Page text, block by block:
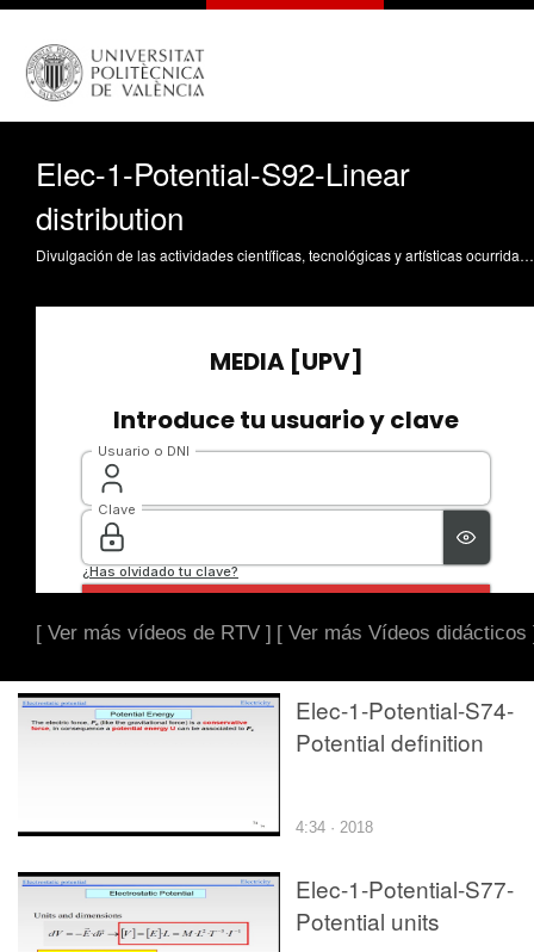
Elec-1-Potential-S92-Linear
distribution
Divulgación de las actividades científicas, tecnológicas y artísticas ocurridas en los tres campus de la UPV
[ Ver más vídeos de RTV ] [ Ver más Vídeos didácticos
Elec-1-Potential-S74-
Potential definition
4:34 · 2018
Elec-1-Potential-S77-
Potential units